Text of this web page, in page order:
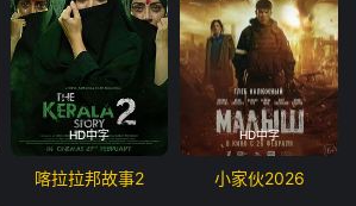
HD中字
喀拉拉邦故事2
HD中字
小家伙2026